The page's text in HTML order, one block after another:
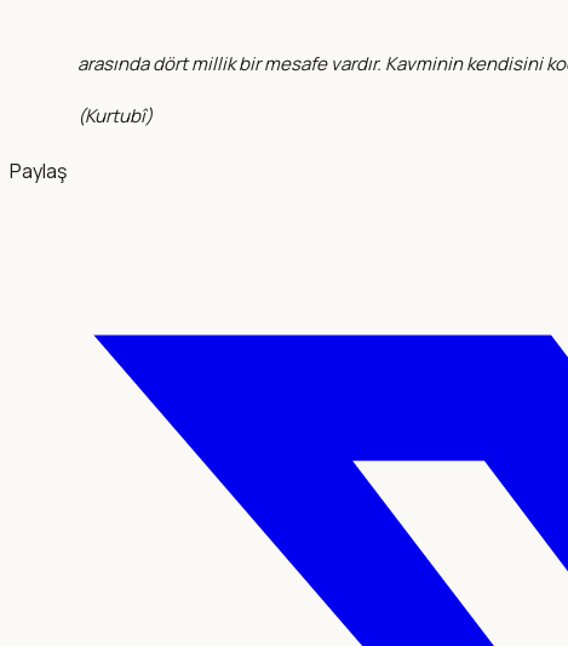
arasında dört millik bir mesafe vardır. Kavminin kendisini
(Kurtubî)
Paylaş